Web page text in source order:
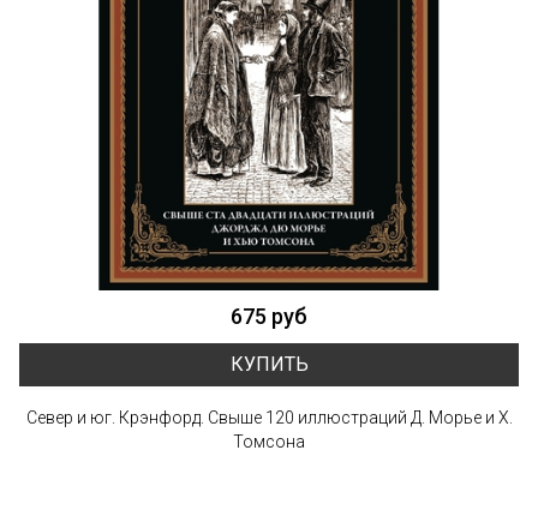
675 руб
КУПИТЬ
Север и юг. Крэнфорд. Свыше 120 иллюстраций Д. Морье и Х.
Томсона